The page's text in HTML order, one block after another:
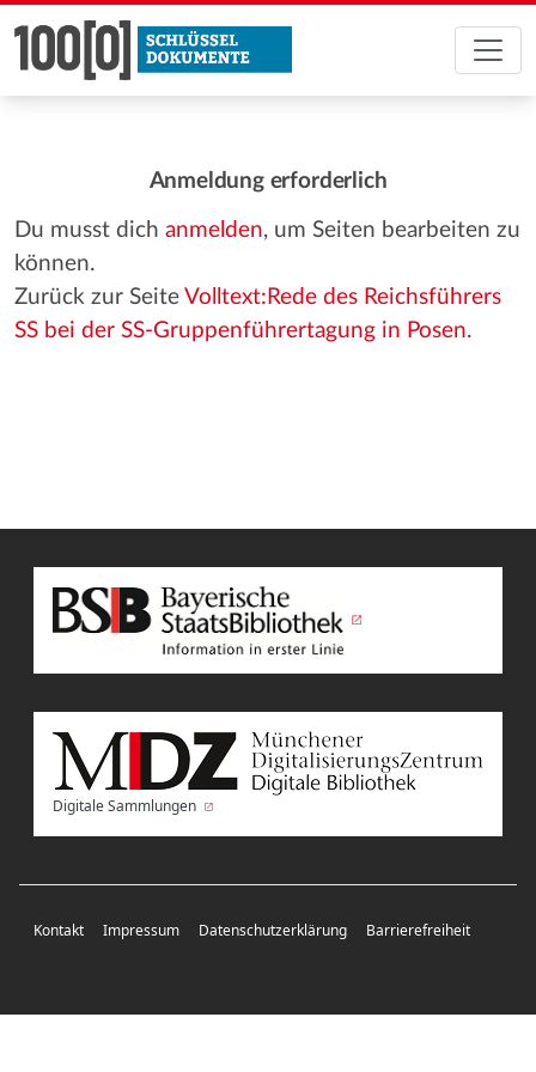
Anmeldung erforderlich
Du musst dich anmelden, um Seiten bearbeiten zu
können.
Zurück zur Seite Volltext:Rede des Reichsführers
SS bei der SS-Gruppenführertagung in Posen.
Digitale Sammlungen
Kontakt Impressum Datenschutzerklärung Barrierefreiheit